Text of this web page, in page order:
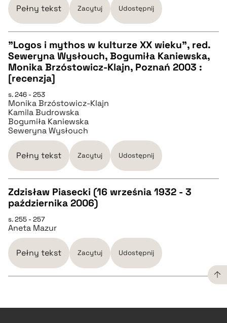
BIBTEX
Pełny tekst Zacytuj Udostępnij
CZYSTY TEKST
pobierz cytat
BIBTEX
pobierz cytat
"Logos i mythos w kulturze XX wieku", red.
Seweryna Wysłouch, Bogumiła Kaniewska,
Monika Brzóstowicz-Klajn, Poznań 2003 :
[recenzja]
s. 246 - 253
Monika Brzóstowicz-Klajn
Kamila Budrowska
Bogumiła Kaniewska
Seweryna Wysłouch
Pełny tekst Zacytuj Udostępnij
pobierz cytat
BIBTEX
Zdzisław Piasecki (16 września 1932 - 3
października 2006)
s. 255 - 257
Aneta Mazur
Pełny tekst Zacytuj Udostępnij
CZYSTY TEKST